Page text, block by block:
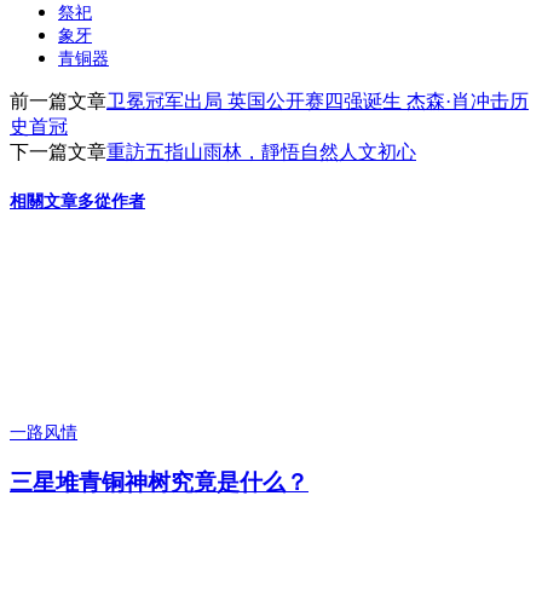
祭祀
象牙
青铜器
前一篇文章卫冕冠军出局 英国公开赛四强诞生 杰森·肖冲击历
史首冠
下一篇文章重訪五指山雨林，靜悟自然人文初心
相關文章多從作者
一路风情
三星堆青铜神树究竟是什么？